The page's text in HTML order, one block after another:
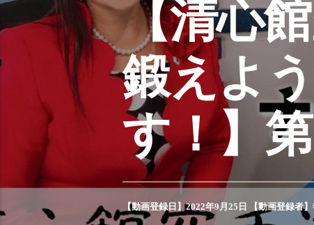
【清心
鍛えよ
す！】
【動画登録日】2022年9月25日 【動画登録者】